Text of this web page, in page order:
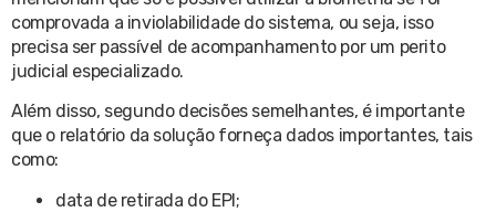
comprovada a inviolabilidade do sistema, ou seja, isso
precisa ser passível de acompanhamento por um perito
judicial especializado.
Além disso, segundo decisões semelhantes, é importante
que o relatório da solução forneça dados importantes, tais
como:
data de retirada do EPI;